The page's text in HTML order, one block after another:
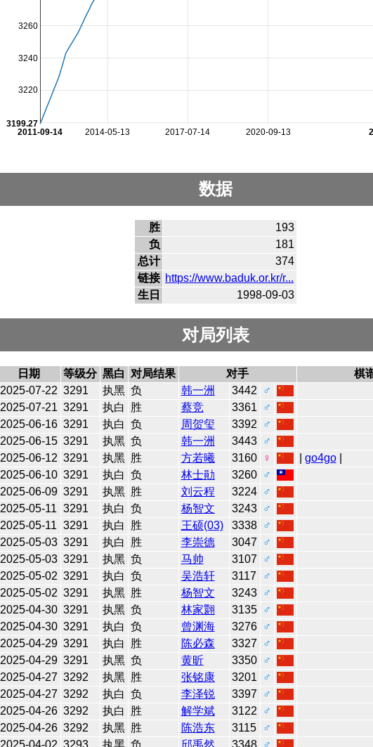
2014-05-13 2017-07-14 2020-09-13
2011-09-14
3220
3240
3260
3199.27
数据
胜
193
负
181
总计
374
链接 https://www.baduk.or.kr/r...
生日
1998-09-03
对局列表
日期 等级分 黑白 对局结果 对手
棋
2025-07-22 3291 执黑 负 韩一洲 3442
♂
2025-07-21 3291 执白 胜 蔡竞 3361
♂
2025-06-16 3291 执白 负 周贺玺 3392
♂
2025-06-15 3291 执黑 负 韩一洲 3443
♂
2025-06-12 3291 执黑 胜 方若曦 3160 ♀ go4go|
2025-06-10 3291 执白 负 林士勛 3260
♂
2025-06-09 3291 执黑 胜 刘云程 3224
♂
2025-05-11 3291 执白 负 杨智文 3243
♂
2025-05-11 3291 执白 胜 王硕(03) 3338
♂
2025-05-03 3291 执白 胜 李崇德 3047
♂
2025-05-03 3291 执黑 负 马帅 3107
♂
2025-05-02 3291 执白 负 吴浩轩 3117
♂
2025-05-02 3291 执黑 胜 杨智文 3243
♂
2025-04-30 3291 执黑 负 林家翾 3135
♂
2025-04-30 3291 执白 负 曾渊海 3276
♂
2025-04-29 3291 执白 胜 陈必森 3327
♂
2025-04-29 3291 执黑 负 黄昕 3350
♂
2025-04-27 3292 执黑 胜 张铭康 3201
♂
2025-04-27 3292 执白 负 李泽锐 3397
♂
2025-04-26 3292 执白 胜 解学斌 3122
♂
2025-04-26 3292 执黑 胜 陈浩东 3115
♂
2025-04-02 3293 执黑 负 邱禹然 3348
♂